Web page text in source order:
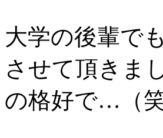
大学の後輩で
させて頂きま
の格好で…（